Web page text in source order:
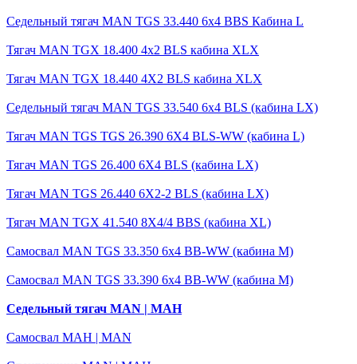
Седельный тягач MAN TGS 33.440 6x4 BBS Кабина L
Тягач MAN TGX 18.400 4x2 BLS кабина XLX
Тягач MAN TGX 18.440 4X2 BLS кабина XLX
Седельный тягач MAN TGS 33.540 6x4 BLS (кабина LX)
Тягач MAN TGS TGS 26.390 6X4 BLS-WW (кабина L)
Тягач MAN TGS 26.400 6X4 BLS (кабина LX)
Тягач MAN TGS 26.440 6X2-2 BLS (кабина LX)
Тягач MAN TGX 41.540 8X4/4 BBS (кабина XL)
Самосвал MAN TGS 33.350 6x4 BB-WW (кабина М)
Самосвал MAN TGS 33.390 6x4 BB-WW (кабина М)
Седельный тягач MAN | МАН
Самосвал МАН | MAN